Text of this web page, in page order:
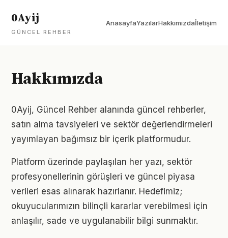
0Ayij
GÜNCEL REHBER
AnasayfaYazılarHakkımızdaİletişim
Hakkımızda
0Ayij, Güncel Rehber alanında güncel rehberler,
satın alma tavsiyeleri ve sektör değerlendirmeleri
yayımlayan bağımsız bir içerik platformudur.
Platform üzerinde paylaşılan her yazı, sektör
profesyonellerinin görüşleri ve güncel piyasa
verileri esas alınarak hazırlanır. Hedefimiz;
okuyucularımızın bilinçli kararlar verebilmesi için
anlaşılır, sade ve uygulanabilir bilgi sunmaktır.